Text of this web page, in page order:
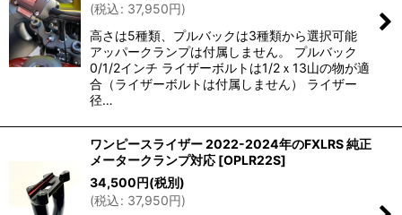
(税込: 37,950円)
高さは5種類、プルバックは3種類から選択可能
アッパークランプは付属しません。 プルバック
0/1/2インチ ライザーボルトは1/2ｘ13山の物が適
合（ライザーボルトは付属しません） ライザー
径…
ワンピースライザー 2022-2024年のFXLRS 純正
メータークランプ対応 [OPLR22S]
34,500円(税別)
(税込: 37,950円)